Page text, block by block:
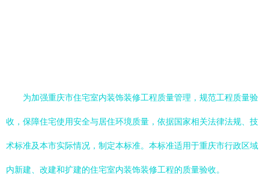
为加强重庆市住宅室内装饰装修工程质量管理，规范工程质量验
收，保障住宅使用安全与居住环境质量，依据国家相关法律法规、技
术标准及本市实际情况，制定本标准。本标准适用于重庆市行政区域
内新建、改建和扩建的住宅室内装饰装修工程的质量验收。